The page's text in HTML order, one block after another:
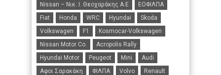
Nissan – Νικ. Ι. Θεοχαράκης Α.Ε
ΕΟΦΙΛΠΑ
Fiat
Honda WRC Hyundai
Skoda
Volkswagen
F1
Kosmocar-Volkswagen
Nissan Motor Co.
Acropolis Rally
Hyundai Motor
Peugeot Mini
Audi
Αφοι Σαρακάκη
ΦΙΛΠΑ Volvo
Renault